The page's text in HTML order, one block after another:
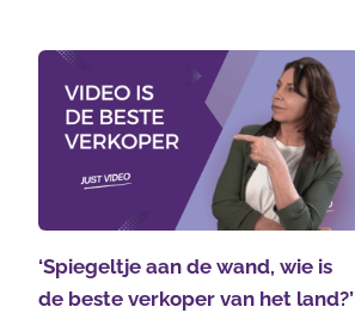
‘Spiegeltje aan de wand, wie is
de beste verkoper van het land?’